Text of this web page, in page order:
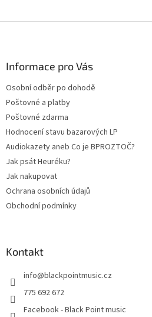
Informace pro Vás
Osobní odběr po dohodě
Poštovné a platby
Poštovné zdarma
Hodnocení stavu bazarových LP
Audiokazety aneb Co je BPROZTOČ?
Jak psát Heuréku?
Jak nakupovat
Ochrana osobních údajů
Obchodní podmínky
Kontakt
info@blackpointmusic.cz
775 692 672
Facebook - Black Point music